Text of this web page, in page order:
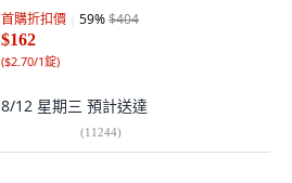
首購折扣價 59%$404
$162
($2.70/1錠)
8/12 星期三 預計送達
(11244)